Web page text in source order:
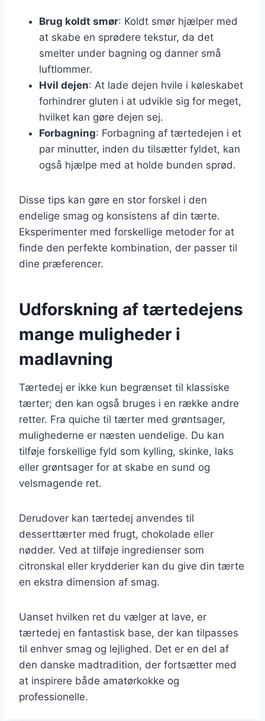
Brug koldt smør: Koldt smør hjælper med
at skabe en sprødere tekstur, da det
smelter under bagning og danner små
luftlommer.
Hvil dejen: At lade dejen hvile i køleskabet
forhindrer gluten i at udvikle sig for meget,
hvilket kan gøre dejen sej.
Forbagning: Forbagning af tærtedejen i et
par minutter, inden du tilsætter fyldet, kan
også hjælpe med at holde bunden sprød.
Disse tips kan gøre en stor forskel i den
endelige smag og konsistens af din tærte.
Eksperimenter med forskellige metoder for at
finde den perfekte kombination, der passer til
dine præferencer.
Udforskning af tærtedejens
mange muligheder i
madlavning
Tærtedej er ikke kun begrænset til klassiske
tærter; den kan også bruges i en række andre
retter. Fra quiche til tærter med grøntsager,
mulighederne er næsten uendelige. Du kan
tilføje forskellige fyld som kylling, skinke, laks
eller grøntsager for at skabe en sund og
velsmagende ret.
Derudover kan tærtedej anvendes til
desserttærter med frugt, chokolade eller
nødder. Ved at tilføje ingredienser som
citronskal eller krydderier kan du give din tærte
en ekstra dimension af smag.
Uanset hvilken ret du vælger at lave, er
tærtedej en fantastisk base, der kan tilpasses
til enhver smag og lejlighed. Det er en del af
den danske madtradition, der fortsætter med
at inspirere både amatørkokke og
professionelle.